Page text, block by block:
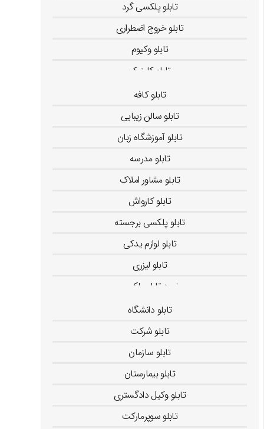
تابلو پلکسی گرد
تابلو خروج اضطراری
تابلو وکیوم
تابلو کلینیک
تابلو کافه
تابلو سالن زیبایی
تابلو آموزشگاه زبان
تابلو مدرسه
تابلو مشاور املاک
تابلو کارواش
تابلو پلکسی برجسته
تابلو لوازم یدکی
تابلو لیزری
خرید تابلو پلکسی
فرهاد رحمانی
تابلو دانشگاه
تابلو شرکت
تابلو سازمان
تابلو بیمارستان
تابلو وکیل دادگستری
تابلو سوپرمارکت